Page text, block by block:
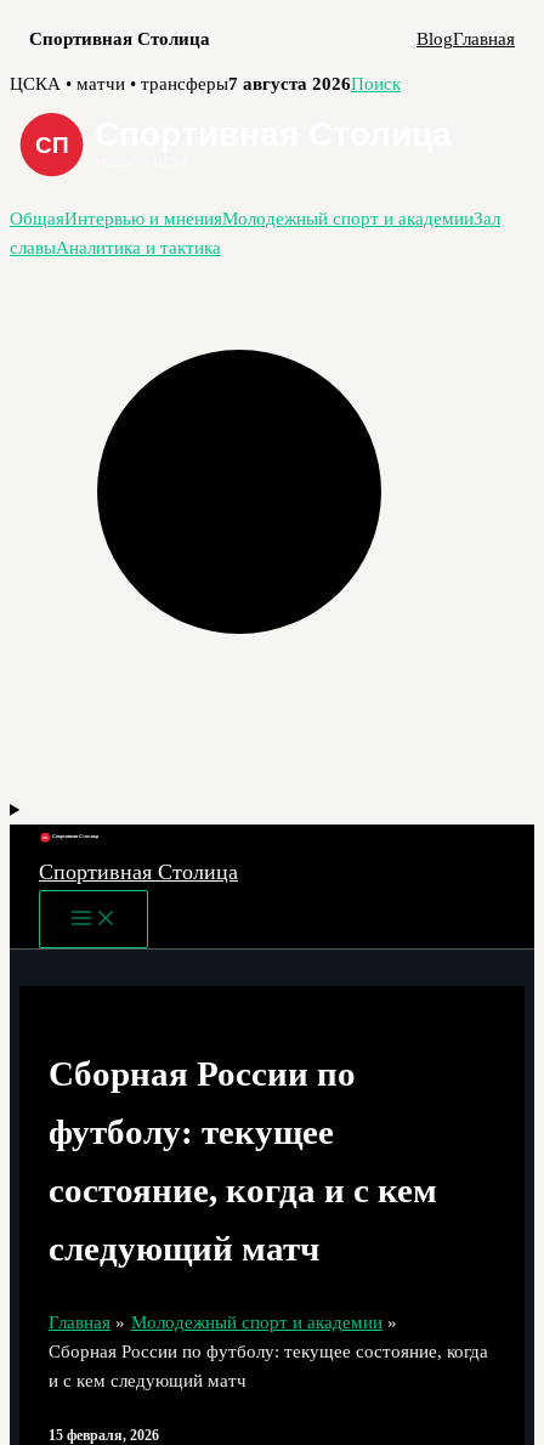
Спортивная Столица BlogГлавная
Перейти
содержимому
ЦСКА • матчи • трансферы7 августа 2026Поиск
ОбщаяИнтервью и мненияМолодежный спорт и академииЗал
славыАналитика и тактика
Спортивная Столица
Main
Menu
Сборная России по
футболу: текущее
состояние, когда и с кем
следующий матч
Главная
Молодежный спорт и академии
Сборная России по футболу: текущее состояние, когда
и с кем следующий матч
15 февраля, 2026